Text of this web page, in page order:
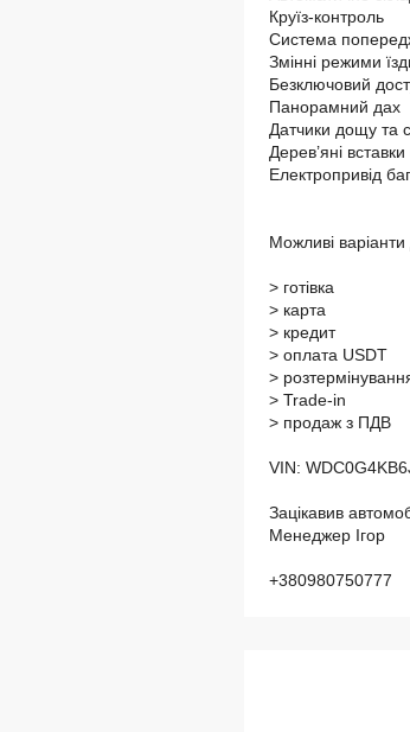
Круїз-контроль
Система
Змінні режими
Безключовий
Панорамний дах
Датчики дощу та
Дерев’яні
Електропривід
Можливі
> готівка
> карта
> кредит
> оплата USDT
>
> Trade-in
> продаж з ПДВ
VIN:
Зацікавив
Менеджер Ігор
+380980750777